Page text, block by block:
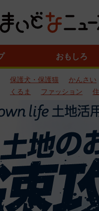
おもしろ
保護犬・保護猫 かんさい
くるま
ファッション